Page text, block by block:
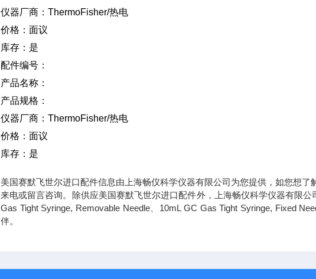
仪器厂商： ThermoFisher/热电
价格：面议
库存：是
配件编号：
产品名称：
产品规格：
仪器厂商： ThermoFisher/热电
价格：面议
库存：是
美国赛默飞世尔进口配件信息由上海畅仪科学仪器有限公司为您提供，如您想
来电或留言咨询。除供应美国赛默飞世尔进口配件外，上海畅仪科学仪器有限
Gas Tight Syringe, Removable Needle、10mL GC Gas Tight Syringe, Fixed
伴。